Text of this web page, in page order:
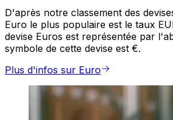
D'après notre classement des
Euro le plus populaire est le taux
devise Euros est représentée par
symbole de cette devise est €.
Plus d'infos sur Euro